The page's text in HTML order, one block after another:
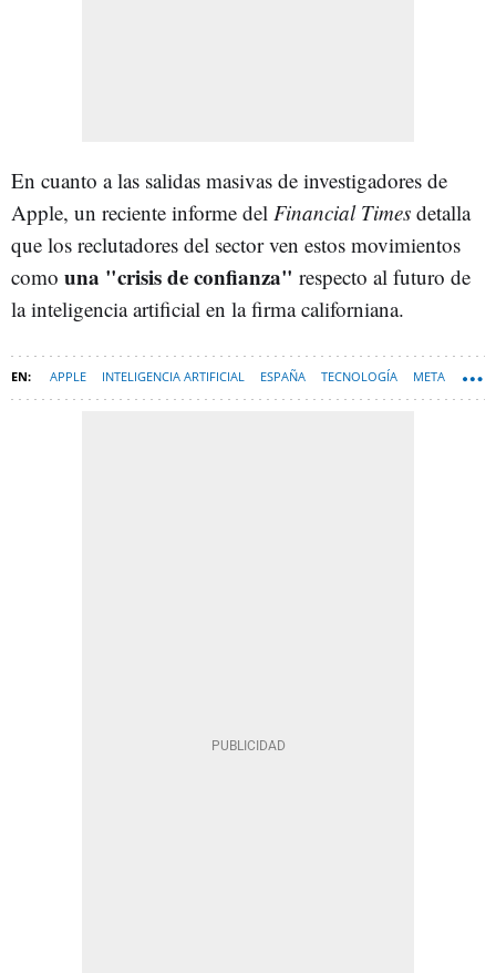
En cuanto a las salidas masivas de investigadores de
Apple, un reciente informe del Financial Times detalla
que los reclutadores del sector ven estos movimientos
como una "crisis de confianza" respecto al futuro de
la inteligencia artificial en la firma californiana.
APPLE INTELIGENCIA ARTIFICIAL ESPAÑA TECNOLOGÍA META